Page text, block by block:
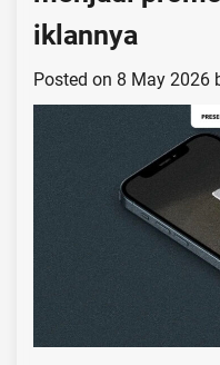
iklannya
Posted on 8 May 2026